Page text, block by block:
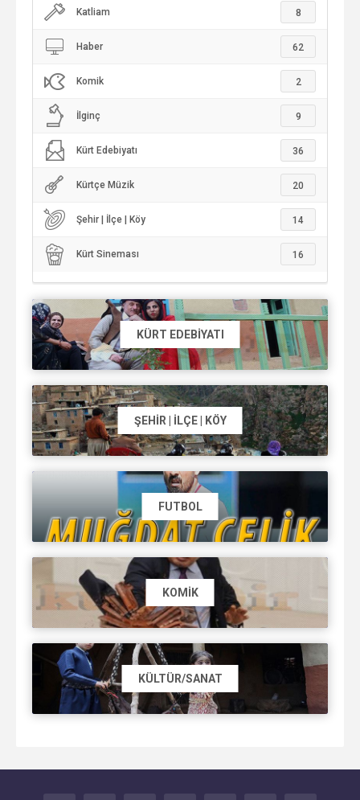
Katliam 8
Haber 62
Komik 2
İlginç 9
Kürt Edebiyatı 36
Kürtçe Müzik 20
Şehir | İlçe | Köy 14
Kürt Sineması 16
KÜRT EDEBIYATI
ŞEHIR | İLÇE | KÖY
FUTBOL
KOMIK
KÜLTÜR/SANAT